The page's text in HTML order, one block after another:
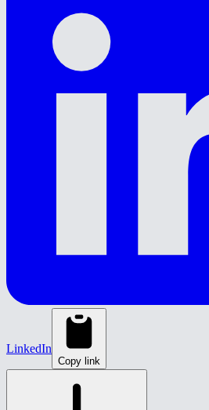
LinkedIn
Copy link